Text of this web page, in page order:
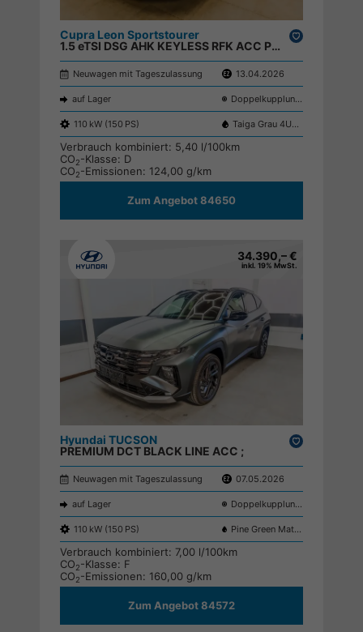
Cupra Leon Sportstourer
1.5 eTSI DSG AHK KEYLESS RFK ACC PDC SHZ ;
Neuwagen mit Tageszulassung 13.04.2026
auf Lager Doppelkupplungsgetriebe (DSG)
110 kW (150 PS) Taiga Grau 4U4U
Verbrauch kombiniert: 5,40 l/100km
CO2-Klasse: D
CO2-Emissionen: 124,00 g/km
Zum Angebot 84650
34.390,– €
inkl. 19% MwSt.
Hyundai TUCSON
PREMIUM DCT BLACK LINE ACC ;
Neuwagen mit Tageszulassung 07.05.2026
auf Lager Doppelkupplungsgetriebe (DSG)
110 kW (150 PS) Pine Green Matte RB2
Verbrauch kombiniert: 7,00 l/100km
CO2-Klasse: F
CO2-Emissionen: 160,00 g/km
Zum Angebot 84572